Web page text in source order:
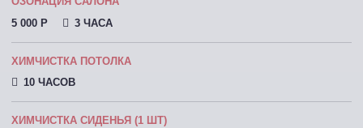
5 000 P
3 ЧАСА
ХИМЧИСТКА ПОТОЛКА
10 ЧАСОВ
ХИМЧИСТКА СИДЕНЬЯ (1 ШТ)